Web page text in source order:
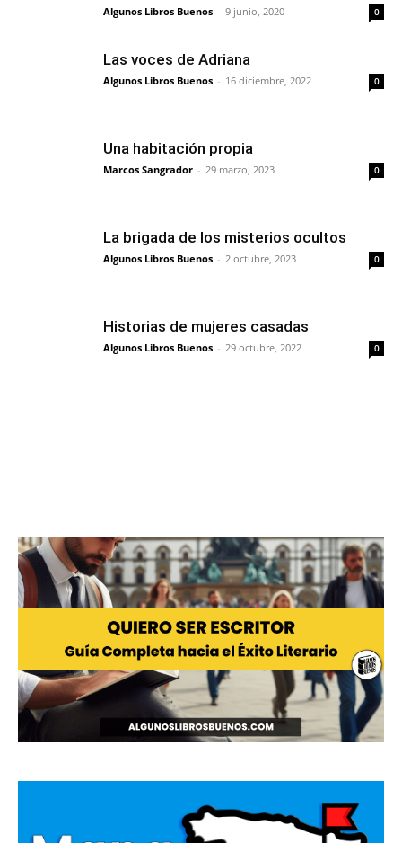
Algunos Libros Buenos - 9 junio, 2020 0
Las voces de Adriana
Algunos Libros Buenos - 16 diciembre, 2022 0
Una habitación propia
Marcos Sangrador - 29 marzo, 2023 0
La brigada de los misterios ocultos
Algunos Libros Buenos - 2 octubre, 2023 0
Historias de mujeres casadas
Algunos Libros Buenos - 29 octubre, 2022 0